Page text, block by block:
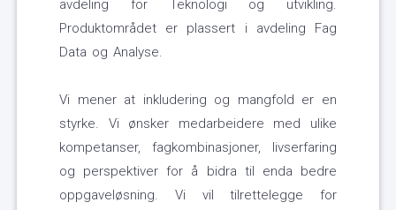
avdeling for Teknologi og utvikling.
Produktområdet er plassert i avdeling Fag
Data og Analyse.
Vi mener at inkludering og mangfold er en
styrke. Vi ønsker medarbeidere med ulike
kompetanser, fagkombinasjoner, livserfaring
og perspektiver for å bidra til enda bedre
oppgaveløsning. Vi vil tilrettelegge for